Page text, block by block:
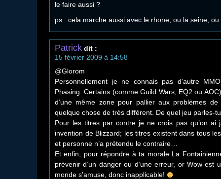
le faire aussi ?
ps : cela marche aussi avec le rhone, ou la seine, ou
Patrick dit :
15 février 2009 à 14:58
@Glorom
Personnellement je ne connais pas d’autre
Phasing. Certains (comme Guild Wars, EQ2 ou
d’une même zone pour pallier aux problèmes de
quelque chose de très différent. De quel jeu parles-
Pour les titres par contre je ne crois pas qu’on ai
invention de Blizzard; les titres existent dans tous
et personne n’a prétendu le contraire…
Et enfin, pour répondre à ta morale La
prévenir d’un danger ou d’une erreur, or Wow est
monde s’amuse, donc inapplicable!